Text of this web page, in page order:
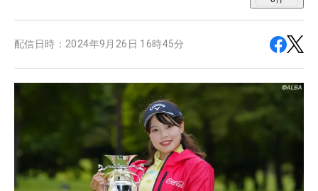
配信日時： 2024年9月26日 16時45分